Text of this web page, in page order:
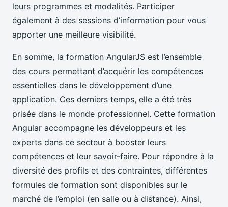
leurs programmes et modalités. Participer
également à des sessions d’information pour vous
apporter une meilleure visibilité.
En somme, la formation AngularJS est l’ensemble
des cours permettant d’acquérir les compétences
essentielles dans le développement d’une
application. Ces derniers temps, elle a été très
prisée dans le monde professionnel. Cette formation
Angular accompagne les développeurs et les
experts dans ce secteur à booster leurs
compétences et leur savoir-faire. Pour répondre à la
diversité des profils et des contraintes, différentes
formules de formation sont disponibles sur le
marché de l’emploi (en salle ou à distance). Ainsi,